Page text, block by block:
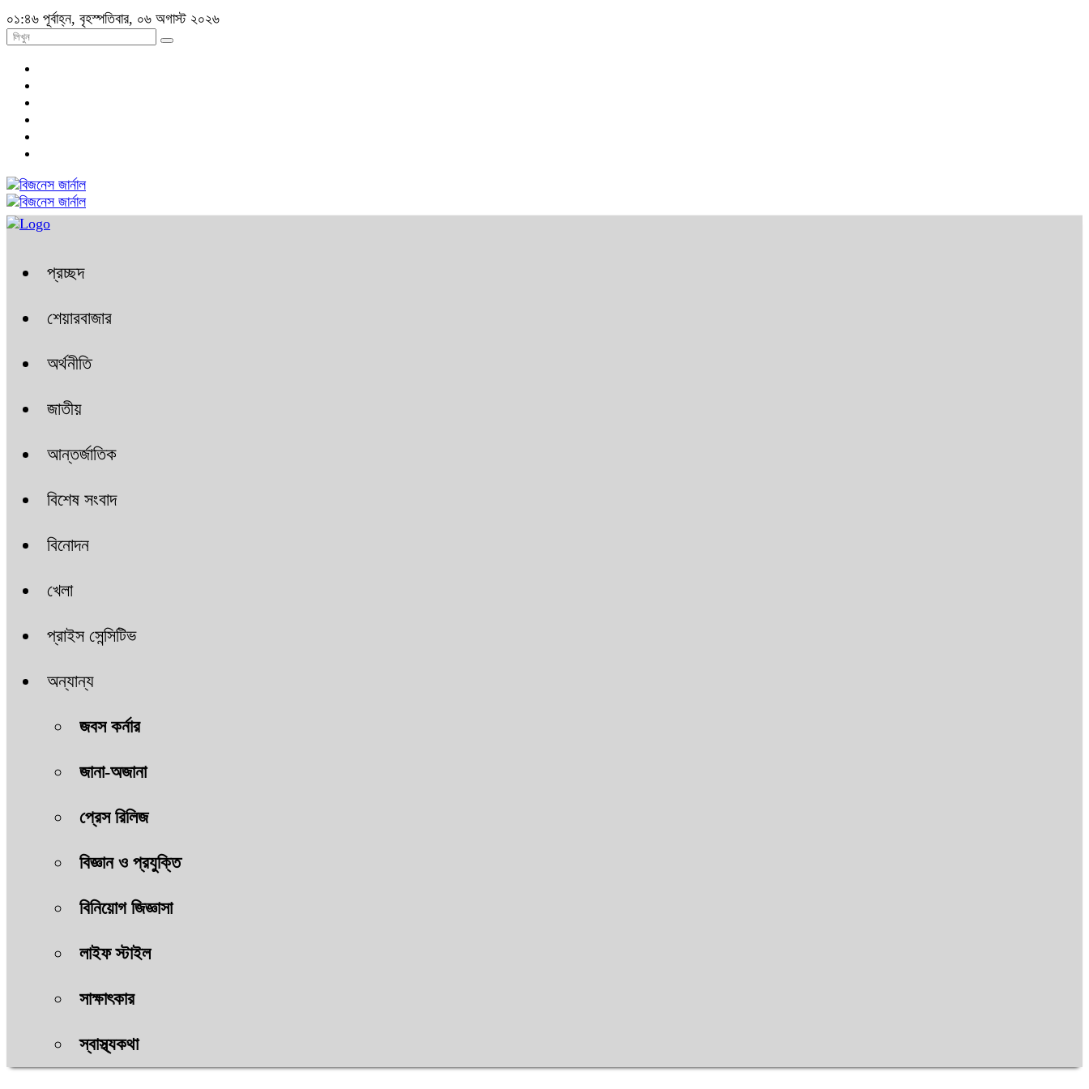
০১:৪৬ পূর্বাহ্ন, বৃহস্পতিবার, ০৬ অগাস্ট ২০২৬
প্রচ্ছদ
শেয়ারবাজার
অর্থনীতি
জাতীয়
আন্তর্জাতিক
বিশেষ সংবাদ
বিনোদন
খেলা
প্রাইস সেন্সিটিভ
অন্যান্য
জবস কর্নার
জানা-অজানা
প্রেস রিলিজ
বিজ্ঞান ও প্রযুক্তি
বিনিয়োগ জিজ্ঞাসা
লাইফ স্টাইল
সাক্ষাৎকার
স্বাস্থ্যকথা